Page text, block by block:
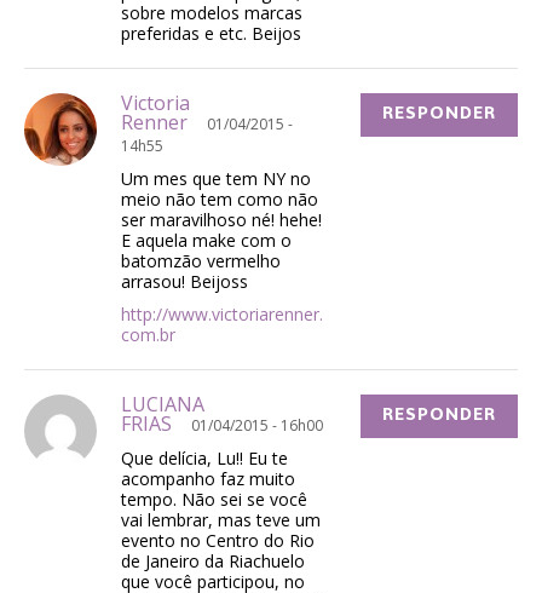
sobre modelos marcas
preferidas e etc. Beijos
Victoria
Renner
01/04/2015 -
14h55
Um mes que tem NY no
meio não tem como não
ser maravilhoso né! hehe!
E aquela make com o
batomzão vermelho
arrasou! Beijoss
http://www.victoriarenner.
com.br
RESPONDER
LUCIANA
FRIAS 01/04/2015 - 16h00
Que delícia, Lu!! Eu te
acompanho faz muito
tempo. Não sei se você
vai lembrar, mas teve um
evento no Centro do Rio
de Janeiro da Riachuelo
que você participou, no
RESPONDER